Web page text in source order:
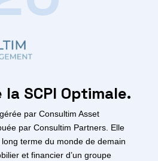
SCPI Optimale.
par Consultim Asset
par Consultim Partners. Elle
terme du monde de demain
et financier d’un groupe